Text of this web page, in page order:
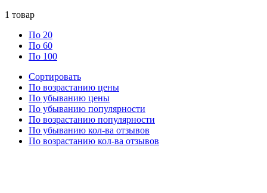
1 товар
По 20
По 60
По 100
Сортировать
По возрастанию цены
По убыванию цены
По убыванию популярности
По возрастанию популярности
По убыванию кол-ва отзывов
По возрастанию кол-ва отзывов